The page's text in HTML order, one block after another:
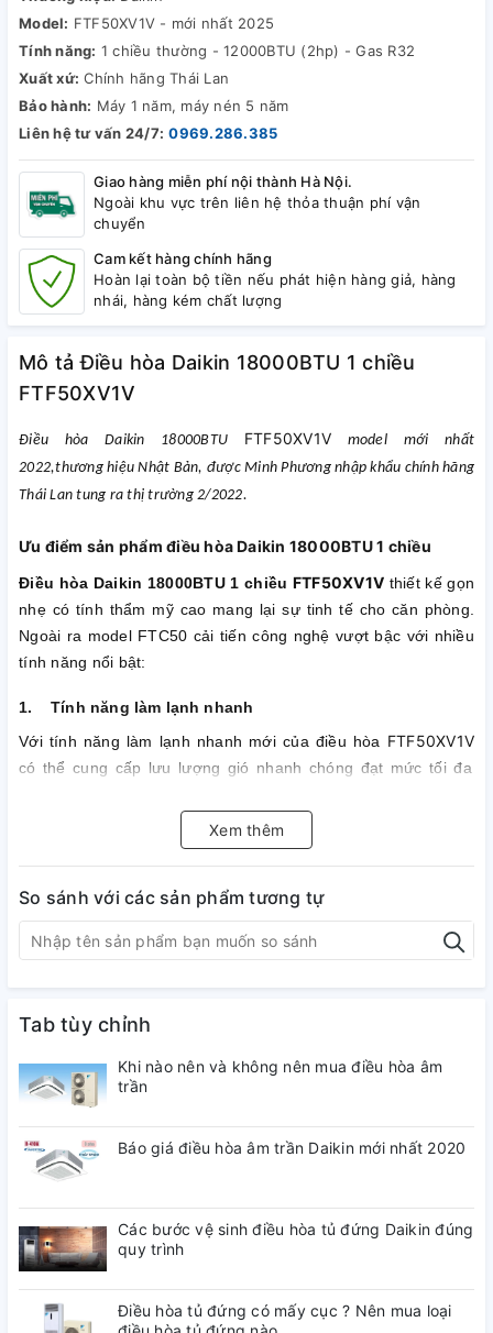
Model: FTF50XV1V - mới nhất 2025
Tính năng: 1 chiều thường - 12000BTU (2hp) - Gas R32
Xuất xứ: Chính hãng Thái Lan
Bảo hành: Máy 1 năm, máy nén 5 năm
Liên hệ tư vấn 24/7: 0969.286.385
Giao hàng miễn phí nội thành Hà Nội.
Ngoài khu vực trên liên hệ thỏa thuận phí vận
chuyển
Cam kết hàng chính hãng
Hoàn lại toàn bộ tiền nếu phát hiện hàng giả, hàng
nhái, hàng kém chất lượng
Mô tả Điều hòa Daikin 18000BTU 1 chiều
FTF50XV1V
Điều hòa Daikin 18000BTU FTF50XV1V model mới nhất
2022,thương hiệu Nhật Bản, được Minh Phương nhập khẩu chính hãng
Thái Lan tung ra thị trường 2/2022.
Ưu điểm sản phẩm điều hòa Daikin 18000BTU 1 chiều
Điều hòa Daikin 18000BTU 1 chiều FTF50XV1V thiết kế gọn
nhẹ có tính thẩm mỹ cao mang lại sự tinh tế cho căn phòng.
Ngoài ra model FTC50 cải tiến công nghệ vượt bậc với nhiều
tính năng nổi bật:
1. Tính năng làm lạnh nhanh
Với tính năng làm lạnh nhanh mới của điều hòa FTF50XV1V
có thể cung cấp lưu lượng gió nhanh chóng đạt mức tối đa
Chế độ làm lạnh nhanh của điều hòa
Daikin 18000btuFTF50XV1V
thỏa mái nhất cho bạn trong mùa hè này.FTF50XV1V giúp
bạn bỏ lại nóng bức, mệt nhọc ngoài trời, tận hưởng cảm giác
2. Lượng gió bao phủ rộng
Xem thêm
So sánh với các sản phẩm tương tự
Tab tùy chỉnh
Khi nào nên và không nên mua điều hòa âm
trần
Báo giá điều hòa âm trần Daikin mới nhất 2020
Các bước vệ sinh điều hòa tủ đứng Daikin đúng
quy trình
Điều hòa tủ đứng có mấy cục ? Nên mua loại